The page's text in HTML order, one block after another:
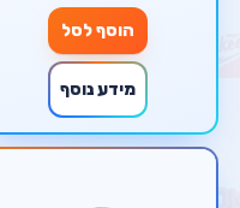
הוסף לסל
מידע נוסף